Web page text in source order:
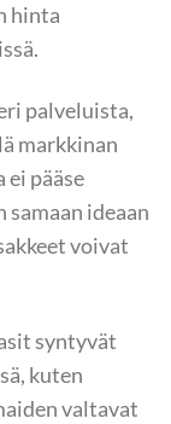
hinta
palveluista,
markkinan
pääse
samaan ideaan
voivat
syntyvät
kuten
valtavat